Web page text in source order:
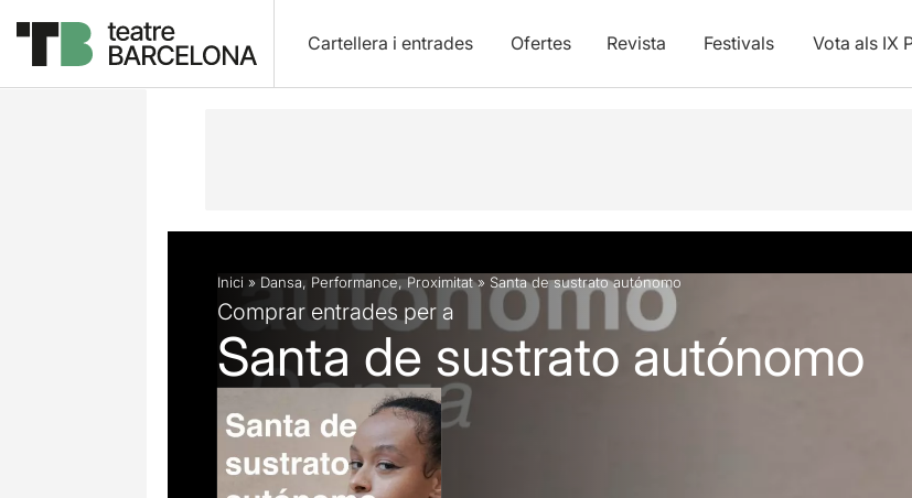
Cartellera i entrades Ofertes Revista Festivals Vota als IX
Descripció Fitxa artística Fotos i vídeos
Inici » Dansa, Performance,Proximitat» Santa de sustrato autónomo
Comprar entrades per a
Santa de sustrato autónomo